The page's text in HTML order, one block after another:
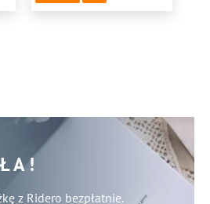
z Ridero bezpłatnie.